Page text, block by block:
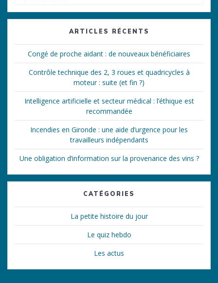
:
ARTICLES RÉCENTS
Congé de proche aidant : de nouveaux bénéficiaires
Contrôle technique des 2, 3 roues et quadricycles à
moteur : suite (et fin ?)
Intelligence artificielle et secteur médical : l’éthique est
recommandée
Incendies en Gironde : une aide d’urgence pour les
travailleurs indépendants
Une obligation d’information sur la provenance des vins ?
CATÉGORIES
La petite histoire du jour
Le quiz hebdo
Les actus